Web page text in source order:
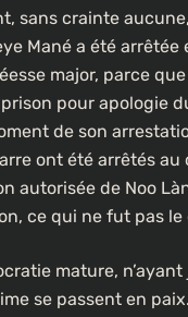
sans crainte
Mané a été
major, parce que
pour apologie
de son
ont été arrêtés
autorisée de Noo
ce qui ne fut pas le
mature,
se passent en